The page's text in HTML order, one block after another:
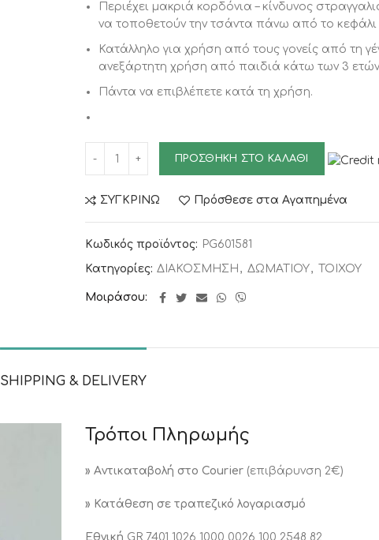
Περιέχει μακριά κορδόνια – κίνδυνος
να τοποθετούν την τσάντα πάνω από το
Κατάλληλο για χρήση από τους γονείς από τη
ανεξάρτητη χρήση από παιδιά κάτω των 3
Πάντα να επιβλέπετε κατά τη χρήση.
ΠΡΟΣΘΉΚΗ ΣΤΟ ΚΑΛΆΘΙ
ΣΥΓΚΡΙΝΩ Πρόσθεσε στα Αγαπημένα
Κωδικός προϊόντος: PG601581
Κατηγορίες: ΔΙΑΚΟΣΜΗΣΗ , ΔΩΜΑΤΙΟΥ, ΤΟΙΧΟΥ
Μοιράσου
SHIPPING & DELIVERY
Τρόποι Πληρωμής
» Aντικαταβολή στο Courier (επιβάρυνση 2€)
» Κατάθεση σε τραπεζικό λογαριασμό
Εθνική GR 7401 1026 1000 0026 100 2548 82